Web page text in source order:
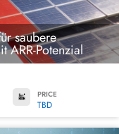
saubere
ARR-Potenzial
PRICE
TBD